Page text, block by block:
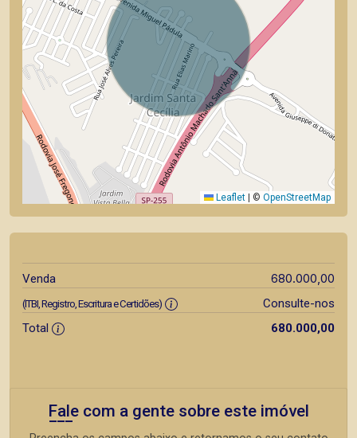
Leaflet © OpenStreetMap
Venda 680.000,00
(ITBI, Registro, Escritura e Certidões)
Consulte-nos
Total
680.000,00
Fale com a gente sobre este imóvel